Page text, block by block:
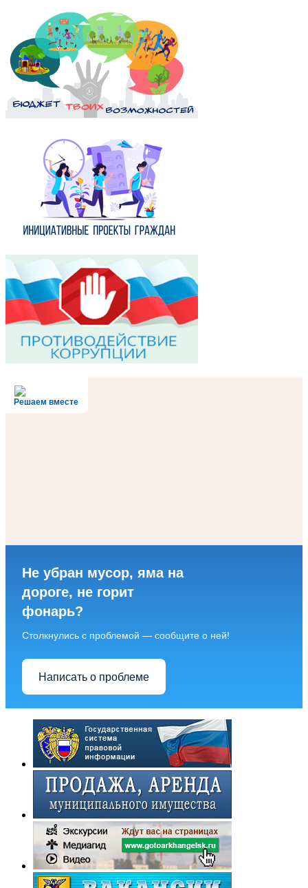
Решаем вместе
Не убран мусор, яма на
дороге, не горит
фонарь?
Столкнулись с проблемой — сообщите о ней!
Написать о проблеме